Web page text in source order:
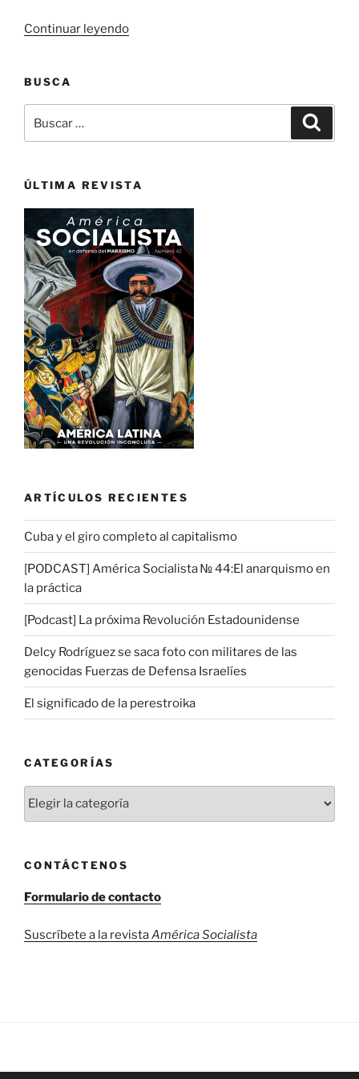
Continuar leyendo«Alan
nueva
de
Socialista
En
Defensa
del
Marxismo»
BUSCA
por:
ÚLTIMA REVISTA
ARTÍCULOS RECIENTES
Cuba y el giro completo al capitalismo
[PODCAST] América Socialista № 44:El anarquismo en
la práctica
[Podcast] La próxima Revolución Estadounidense
Delcy Rodríguez se saca foto con militares de las
genocidas Fuerzas de Defensa Israelíes
El significado de la perestroika
CATEGORÍAS
CONTÁCTENOS
Formulario de contacto
Suscríbete a la revistaAmérica Socialista